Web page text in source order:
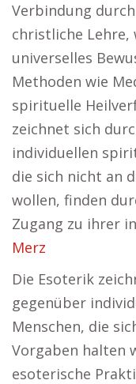
Verbindung
christliche Lehre,
universelles
Methoden wie
spirituelle
zeichnet sich
individuellen
die sich nicht an
wollen, finden
Zugang zu ihrer
Merz
Die Esoterik
gegenüber
Menschen, die
Vorgaben halten
esoterische